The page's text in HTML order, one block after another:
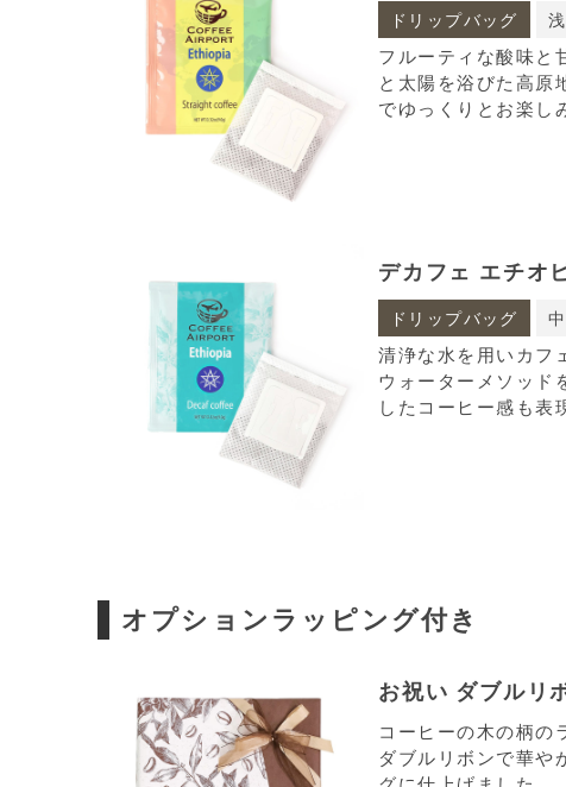
ドリップバッグ
フルーティな酸味と
と太陽を浴びた高原
でゆっくりとお楽し
デカフェ エチオ
ドリップバッグ
清浄な水を用いカフ
ウォーターメソッド
したコーヒー感も表
オプションラッピング付き
お祝い ダブルリ
コーヒーの木の柄の
ダブルリボンで華や